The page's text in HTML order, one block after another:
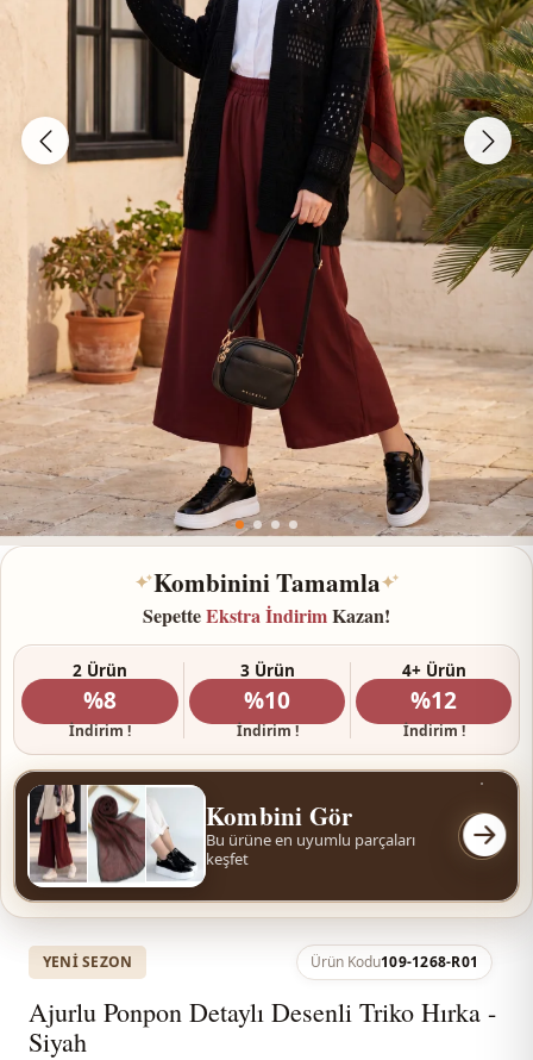
✦ Kombinini Tamamla✦
SepetteEkstra İndirimKazan!
2 Ürün
%8
İndirim !
3 Ürün
%10
İndirim !
4+ Ürün
%12
İndirim !
Kombini Gör
Bu ürüne en uyumlu parçaları
keşfet
YENI SEZON Ürün Kodu109-1268-R01
Ajurlu Ponpon Detaylı Desenli Triko Hırka -
Siyah